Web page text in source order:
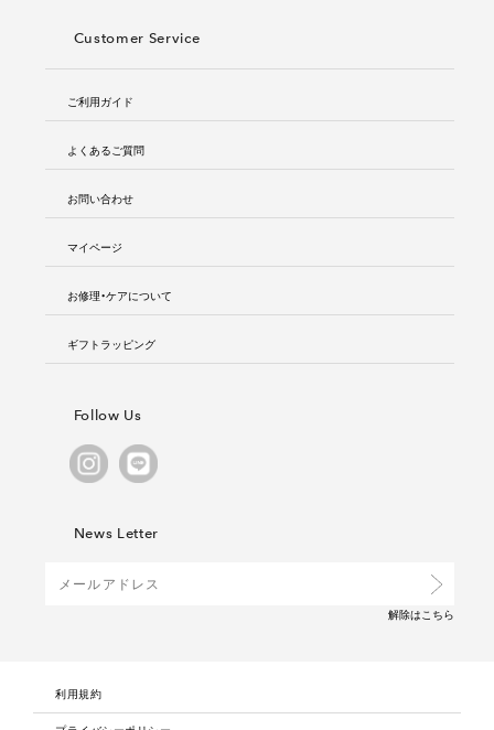
Customer Service
ご利用ガイド
よくあるご質問
お問い合わせ
マイページ
お修理・ケアについて
ギフトラッピング
Follow Us
News Letter
解除は こちら
利用規約